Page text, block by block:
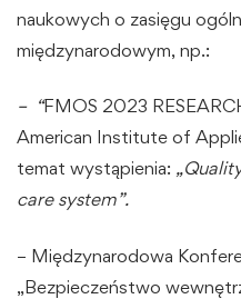
naukowych o zasięgu
międzynarodowym, np.:
– “FMOS 2023
American Institute of
temat wystąpienia: „
care system”.
– Międzynarodowa
„Bezpieczeństwo